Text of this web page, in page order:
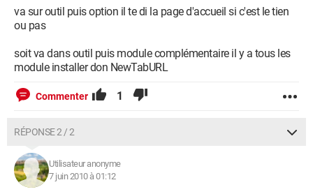
va sur outil puis option il te di la page d'accueil si c'est le tien
ou pas
soit va dans outil puis module complémentaire il y a tous les
module installer don NewTabURL
Commenter 1
RÉPONSE 2 / 2
Utilisateur anonyme
7 juin 2010 à 01:12